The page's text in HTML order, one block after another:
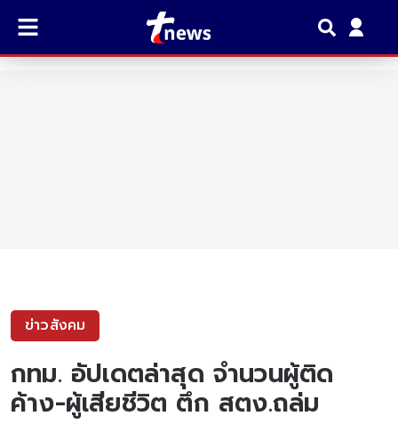
ข่าวสังคม
กทม. อัปเดตล่าสุด จำนวนผู้ติด
ค้าง-ผู้เสียชีวิต ตึก สตง.ถล่ม